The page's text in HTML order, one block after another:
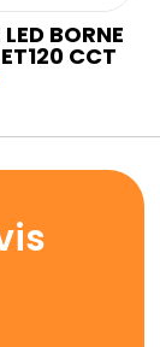
BORNE
CCT